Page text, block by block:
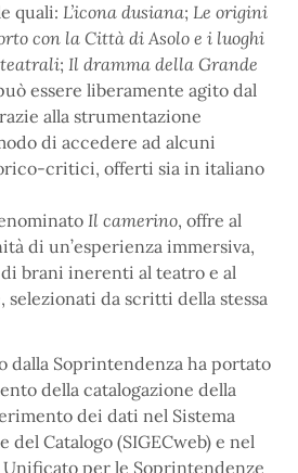
quali: L’icona dusiana; Le origini
con la Città di Asolo e i luoghi
teatrali; Il dramma della Grande
essere liberamente agito dal
alla strumentazione
di accedere ad alcuni
critici, offerti sia in italiano
Il camerino, offre al
di un’esperienza immersiva,
brani inerenti al teatro e al
selezionati da scritti della stessa
dalla Soprintendenza ha portato
della catalogazione della
dei dati nel Sistema
del Catalogo (SIGECweb) e nel
per le Soprintendenze